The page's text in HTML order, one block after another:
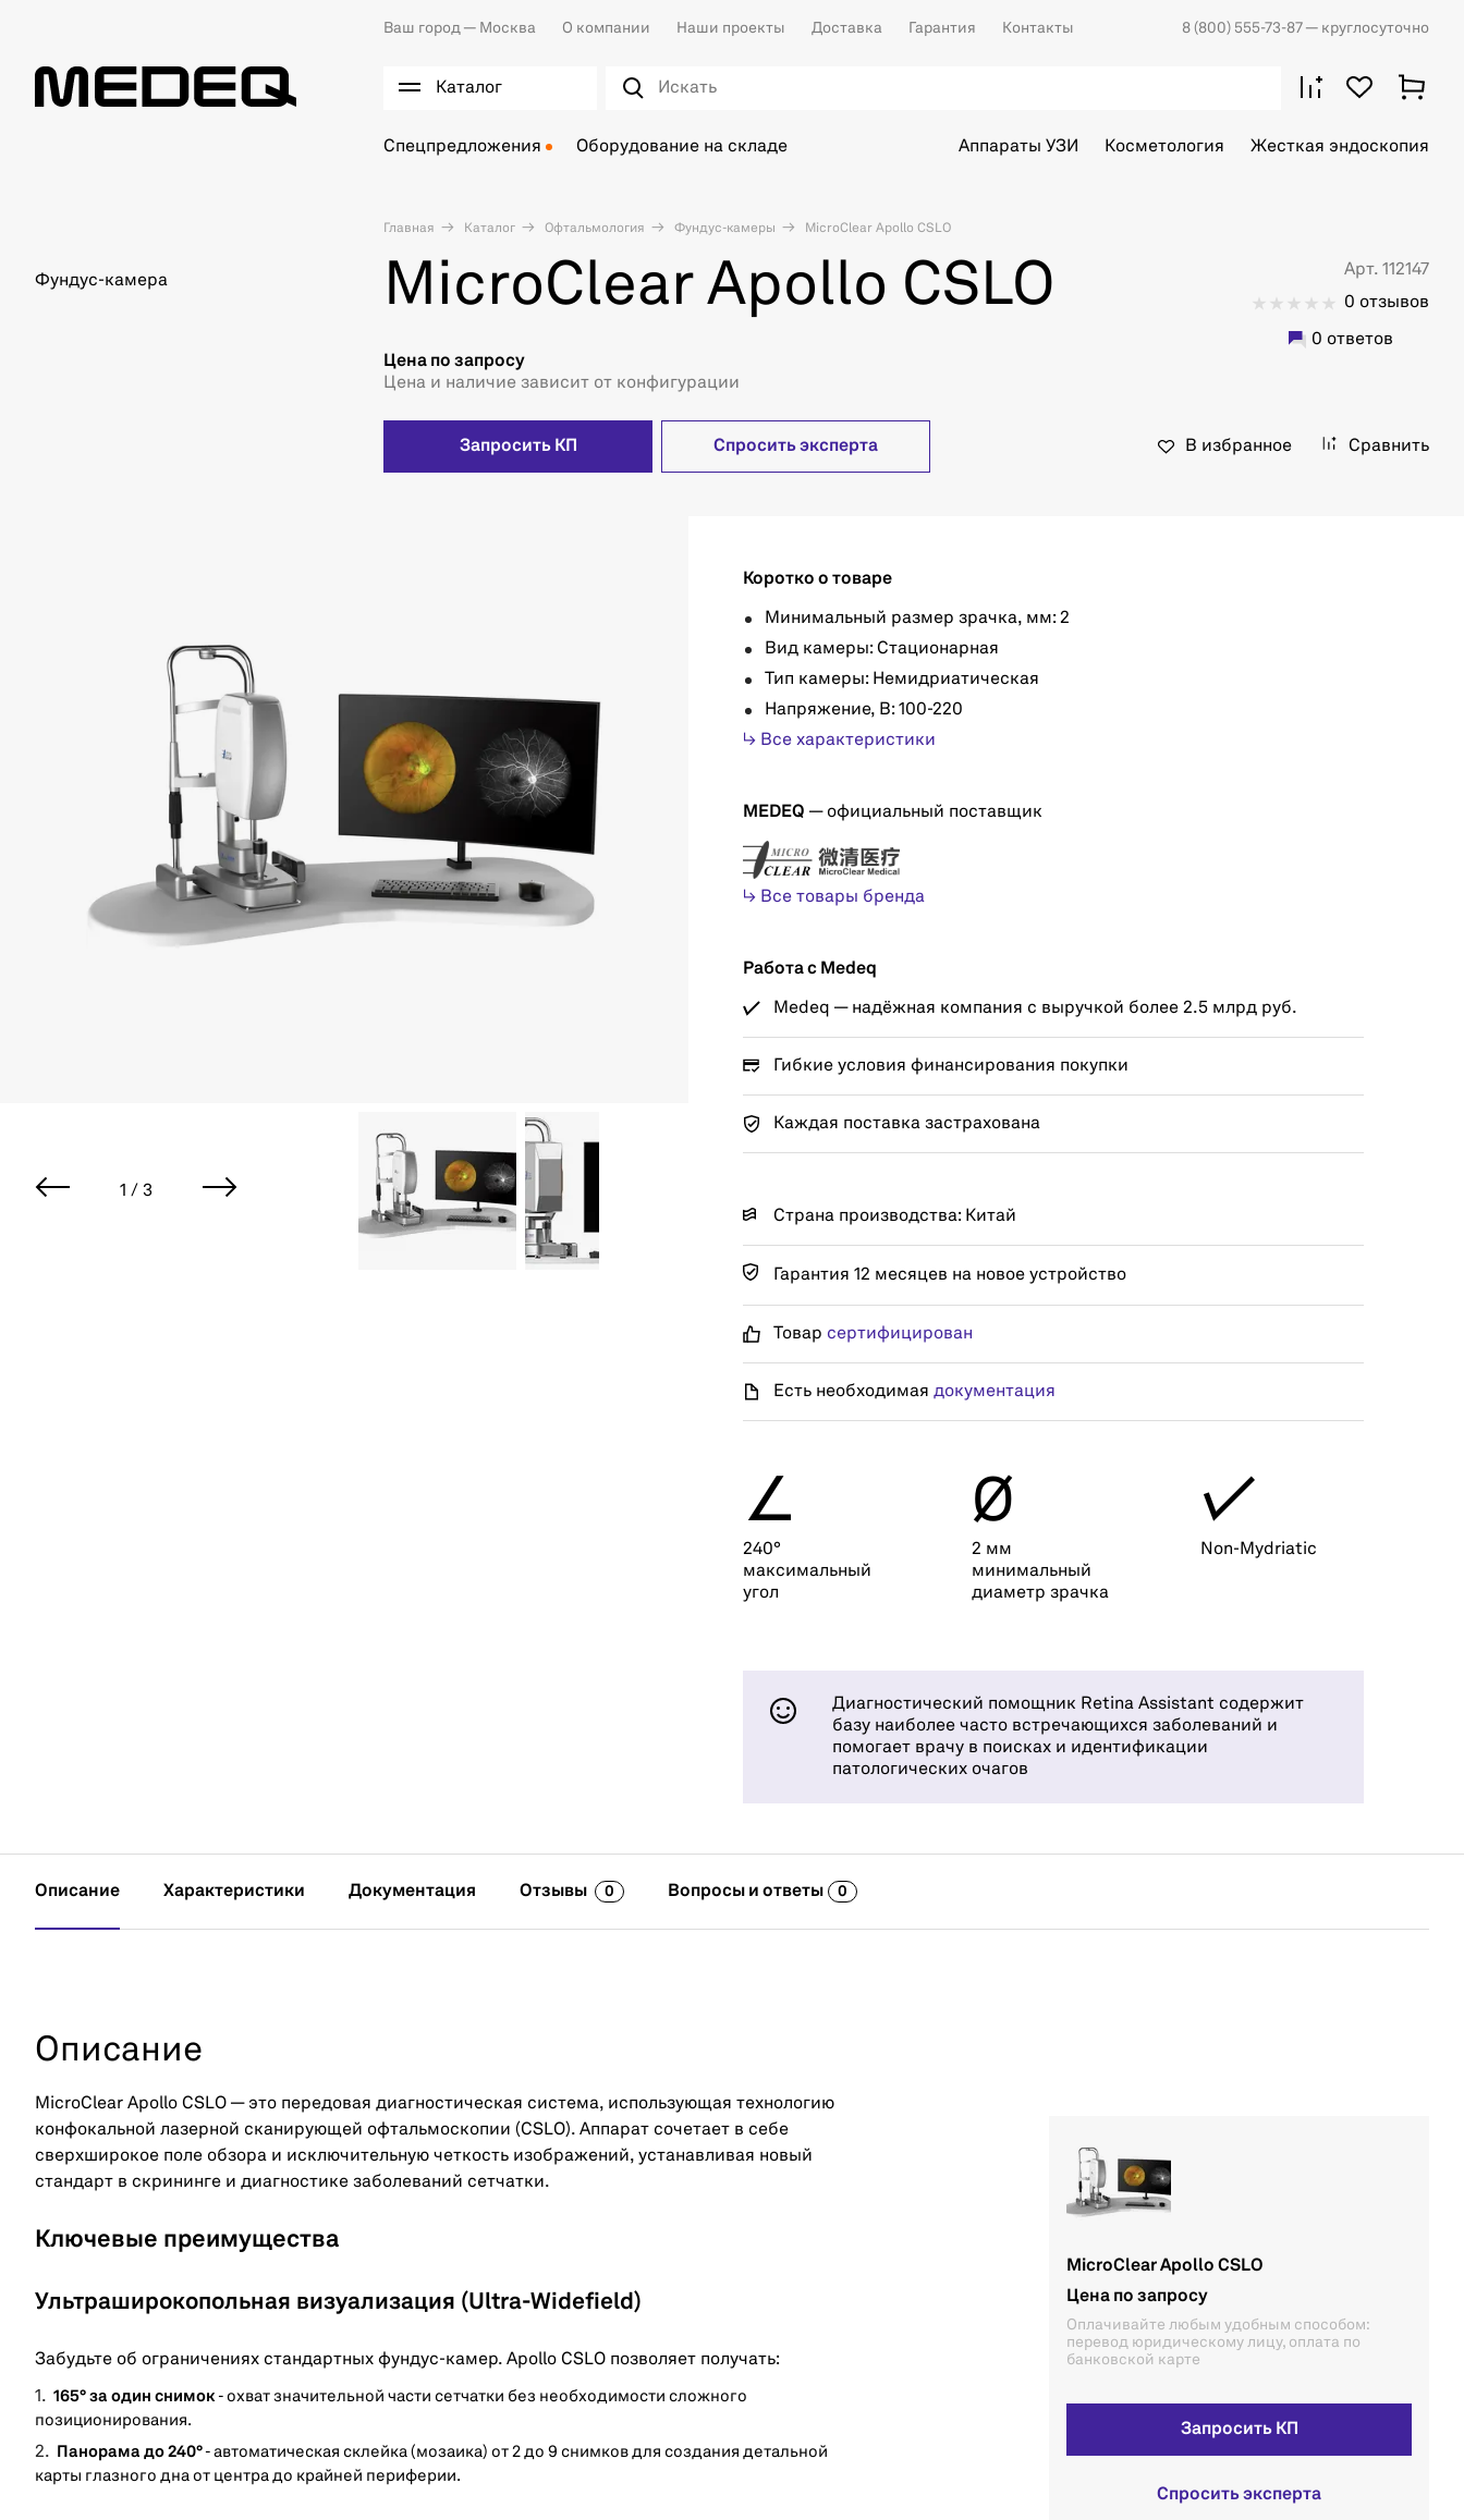
Ваш город — Москва О компании Наши проекты Доставка Гарантия Контакты 8 (800) 555-73-87 — круглосуточно
Каталог
Спецпредложения Оборудование на складе Аппараты УЗИ Косметология Жесткая эндоскопия
Главная Каталог Офтальмология Фундус-камеры MicroClear Apollo CSLO
Фундус-камера MicroClear Apollo CSLO
Арт. 112147
0 отзывов
0 ответов
Цена по запросу
Цена и наличие зависит от конфигурации
Запросить КП Спросить эксперта В избранное Сравнить
1 / 3
Коротко о товаре
Минимальный размер зрачка, мм: 2
Вид камеры: Стационарная
Тип камеры: Немидриатическая
Напряжение, В: 100-220
↳ Все характеристики
MEDEQ — официальный поставщик
↳ Все товары бренда
Работа с Medeq
Medeq — надёжная компания с выручкой более 2.5 млрд руб.
Гибкие условия финансирования покупки
Каждая поставка застрахована
Страна производства: Китай
Гарантия 12 месяцев на новое устройство
Товар сертифицирован
Есть необходимая документация
∠
240°
максимальный
угол
Ø
2 мм
минимальный
диаметр зрачка
✓
Non-Mydriatic
Диагностический помощник Retina Assistant содержит
базу наиболее часто встречающихся заболеваний и
помогает врачу в поисках и идентификации
патологических очагов
Описание Характеристики Документация Отзывы 0 Вопросы и ответы 0
Описание
MicroClear Apollo CSLO — это передовая диагностическая система, использующая технологию
конфокальной лазерной сканирующей офтальмоскопии (CSLO). Аппарат сочетает в себе
сверхширокое поле обзора и исключительную четкость изображений, устанавливая новый
стандарт в скрининге и диагностике заболеваний сетчатки.
Ключевые преимущества
Ультраширокопольная визуализация (Ultra-Widefield)
Забудьте об ограничениях стандартных фундус-камер. Apollo CSLO позволяет получать:
165° за один снимок- охват значительной части сетчатки без необходимости сложного
позиционирования.
Панорама до 240°- автоматическая склейка (мозаика) от 2 до 9 снимков для создания детальной
карты глазного дна от центра до крайней периферии.
MicroClear Apollo CSLO
Цена по запросу
Оплачивайте любым удобным способом:
перевод юридическому лицу, оплата по
банковской карте
Запросить КП
Спросить эксперта